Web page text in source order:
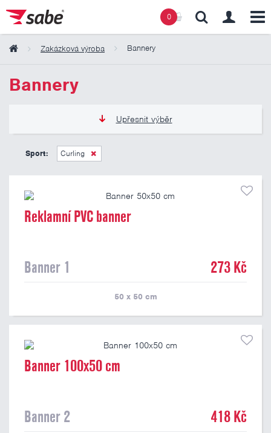
0
Zakázková výroba Bannery
Bannery
Upřesnit výběr
Pouze skladem
273 Kč
Sport: Curling
Reklamní PVC banner
Banner 1 273 Kč
50 x 50 cm
Banner 100x50 cm
Banner 2 418 Kč
Obsah košíku